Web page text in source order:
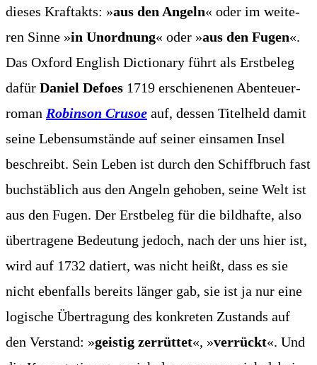
die­ses Kraft­akts: »aus den Angeln« oder im wei­te­
ren Sin­ne »in Unord­nung« oder »aus den Fugen«.
Das Oxford Eng­lish Dic­tion­a­ry führt als Erst­be­leg
dafür Dani­el Defoes 1719 erschie­ne­nen Aben­teu­er­
ro­man Robin­son Cru­soe auf, des­sen Titel­held damit
sei­ne Lebens­um­stän­de auf sei­ner ein­sa­men Insel
beschreibt. Sein Leben ist durch den Schiff­bruch fast
buch­stäb­lich aus den Angeln geho­ben, sei­ne Welt ist
aus den Fugen. Der Erst­be­leg für die bild­haf­te, also
über­tra­ge­ne Bedeu­tung jedoch, nach der uns hier ist,
wird auf 1732 datiert, was nicht heißt, dass es sie
nicht eben­falls bereits län­ger gab, sie ist ja nur eine
logi­sche Über­tra­gung des kon­kre­ten Zustands auf
den Ver­stand: »geis­tig zer­rüt­tet«, »ver­rückt«. Und